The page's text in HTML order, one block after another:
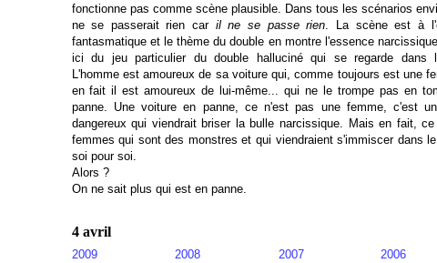
fonctionne pas comme scène plausible. Dans tous les scénarios
ne se passerait rien car il ne se passe rien. La scène est à
fantasmatique et le thème du double en montre l'essence
ici du jeu particulier du double halluciné qui se regarde dans
L'homme est amoureux de sa voiture qui, comme toujours est une
en fait il est amoureux de lui-même... qui ne le trompe pas en
panne. Une voiture en panne, ce n'est pas une femme, c'est
dangereux qui viendrait briser la bulle narcissique. Mais en fait,
femmes qui sont des monstres et qui viendraient s'immiscer dans
soi pour soi.
Alors ?
On ne sait plus qui est en panne.
4 avril
2009 2008 2007 2006